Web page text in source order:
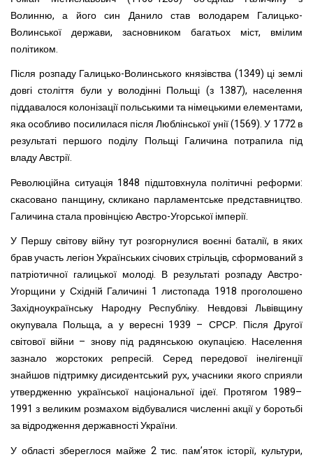
Волинню, а його син Данило став володарем Галицько-
Волинської держави, засновником багатьох міст, вмілим
політиком.
Після розпаду Галицько-Волинського князівства (1349) ці землі
довгі століття були у володінні Польщі (з 1387), населення
піддавалося колонізації польськими та німецькими елементами,
яка особливо посилилася після Люблінської унії (1569). У 1772 в
результаті першого поділу Польщі Галичина потрапила під
владу Австрії.
Революційна ситуація 1848 підштовхнула політичні реформи:
скасовано панщину, скликано парламентське представництво.
Галичина стала провінцією Австро-Угорської імперії.
У Першу світову війну тут розгорнулися воєнні баталії, в яких
брав участь легіон Українських січових стрільців, сформований з
патріотичної галицької молоді. В результаті розпаду Австро-
Угорщини у Східній Галичині 1 листопада 1918 проголошено
Західноукраїнську Народну Республіку. Невдовзі Львівщину
окупувала Польща, а у вересні 1939 – СРСР. Після Другої
світової війни – знову під радянською окупацією. Населення
зазнало жорстоких репресій. Серед передової інелігенції
знайшов підтримку дисидентський рух, учасники якого сприяли
утвердженню української національної ідеї. Протягом 1989–
1991 з великим розмахом відбувалися численні акції у боротьбі
за відродження державності України.
У області збереглося майже 2 тис. пам’яток історії, культури,